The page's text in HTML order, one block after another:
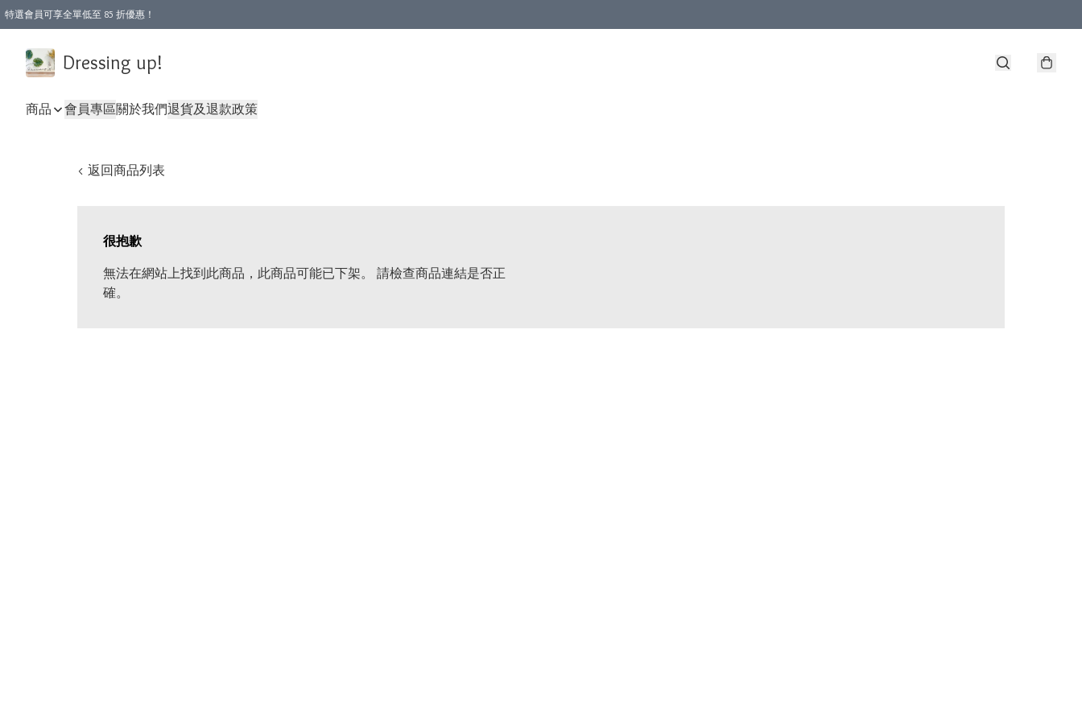
特選會員可享全單低至 85 折優惠！
Dressing up!
商品 會員專區關於我們退貨及退款政策
< 返回商品列表
很抱歉
無法在網站上找到此商品，此商品可能已下架。 請檢查商品連結是否正
確。